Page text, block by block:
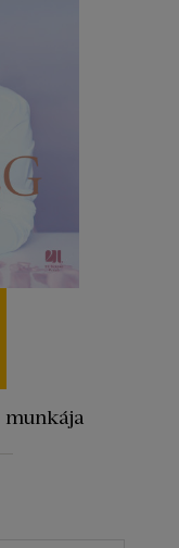
munkája